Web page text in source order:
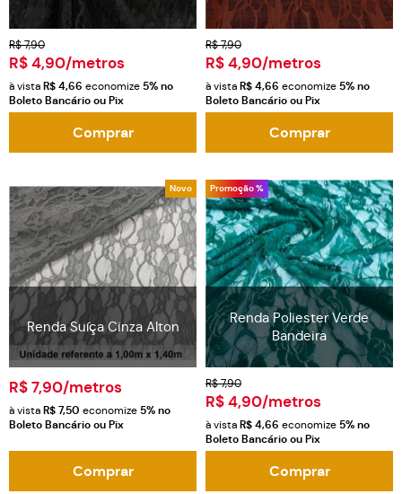
R$ 7,90
R$ 4,90/metros
à vista R$ 4,66 economize 5%no
Boleto Bancário ou Pix
Comprar
R$ 7,90
R$ 4,90/metros
à vista R$ 4,66 economize 5%no
Boleto Bancário ou Pix
Comprar
Novo
Renda Suíça Cinza Alton
R$ 7,90/metros
à vista R$ 7,50 economize 5%no
Boleto Bancário ou Pix
Comprar
Promoção %
Renda Poliester Verde
Bandeira
R$ 7,90
R$ 4,90/metros
à vista R$ 4,66 economize 5%no
Boleto Bancário ou Pix
Comprar